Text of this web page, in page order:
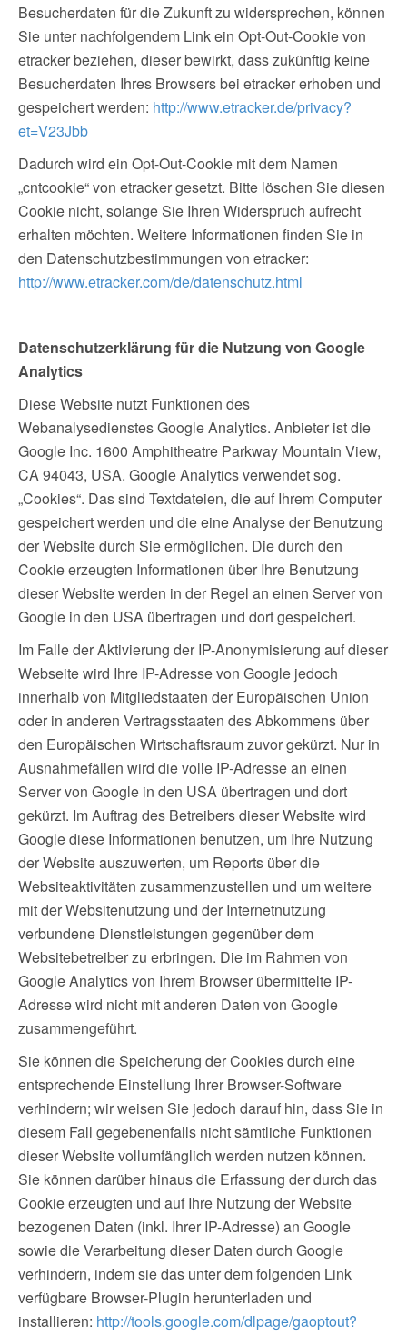
Besucherdaten für die Zukunft zu widersprechen, können
Sie unter nachfolgendem Link ein Opt-Out-Cookie von
etracker beziehen, dieser bewirkt, dass zukünftig keine
Besucherdaten Ihres Browsers bei etracker erhoben und
gespeichert werden: http://www.etracker.de/privacy?
et=V23Jbb
Dadurch wird ein Opt-Out-Cookie mit dem Namen
„cntcookie“ von etracker gesetzt. Bitte löschen Sie diesen
Cookie nicht, solange Sie Ihren Widerspruch aufrecht
erhalten möchten. Weitere Informationen finden Sie in
den Datenschutzbestimmungen von etracker:
http://www.etracker.com/de/datenschutz.html
Datenschutzerklärung für die Nutzung von Google
Analytics
Diese Website nutzt Funktionen des
Webanalysedienstes Google Analytics. Anbieter ist die
Google Inc. 1600 Amphitheatre Parkway Mountain View,
CA 94043, USA. Google Analytics verwendet sog.
„Cookies“. Das sind Textdateien, die auf Ihrem Computer
gespeichert werden und die eine Analyse der Benutzung
der Website durch Sie ermöglichen. Die durch den
Cookie erzeugten Informationen über Ihre Benutzung
dieser Website werden in der Regel an einen Server von
Google in den USA übertragen und dort gespeichert.
Im Falle der Aktivierung der IP-Anonymisierung auf dieser
Webseite wird Ihre IP-Adresse von Google jedoch
innerhalb von Mitgliedstaaten der Europäischen Union
oder in anderen Vertragsstaaten des Abkommens über
den Europäischen Wirtschaftsraum zuvor gekürzt. Nur in
Ausnahmefällen wird die volle IP-Adresse an einen
Server von Google in den USA übertragen und dort
gekürzt. Im Auftrag des Betreibers dieser Website wird
Google diese Informationen benutzen, um Ihre Nutzung
der Website auszuwerten, um Reports über die
Websiteaktivitäten zusammenzustellen und um weitere
mit der Websitenutzung und der Internetnutzung
verbundene Dienstleistungen gegenüber dem
Websitebetreiber zu erbringen. Die im Rahmen von
Google Analytics von Ihrem Browser übermittelte IP-
Adresse wird nicht mit anderen Daten von Google
zusammengeführt.
Sie können die Speicherung der Cookies durch eine
entsprechende Einstellung Ihrer Browser-Software
verhindern; wir weisen Sie jedoch darauf hin, dass Sie in
diesem Fall gegebenenfalls nicht sämtliche Funktionen
dieser Website vollumfänglich werden nutzen können.
Sie können darüber hinaus die Erfassung der durch das
Cookie erzeugten und auf Ihre Nutzung der Website
bezogenen Daten (inkl. Ihrer IP-Adresse) an Google
sowie die Verarbeitung dieser Daten durch Google
verhindern, indem sie das unter dem folgenden Link
verfügbare Browser-Plugin herunterladen und
installieren: http://tools.google.com/dlpage/gaoptout?